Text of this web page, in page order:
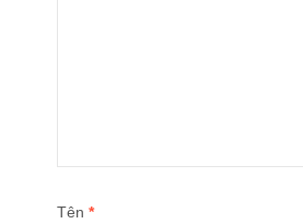
Tên *